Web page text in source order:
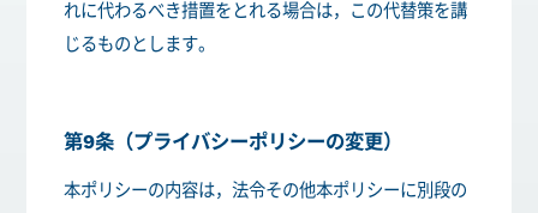
れに代わるべき措置をとれる場合は，この代替策を講
じるものとします。
第9条（プライバシーポリシーの変更）
本ポリシーの内容は，法令その他本ポリシーに別段の